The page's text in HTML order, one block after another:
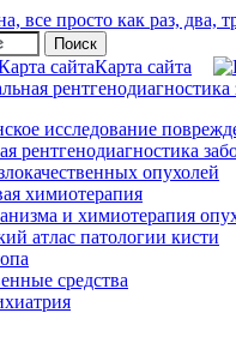
Карта сайта
исследование
рентгенодиагностика
опухолей
химиотерапия
и химиотерапия
атлас патологии кисти
средства